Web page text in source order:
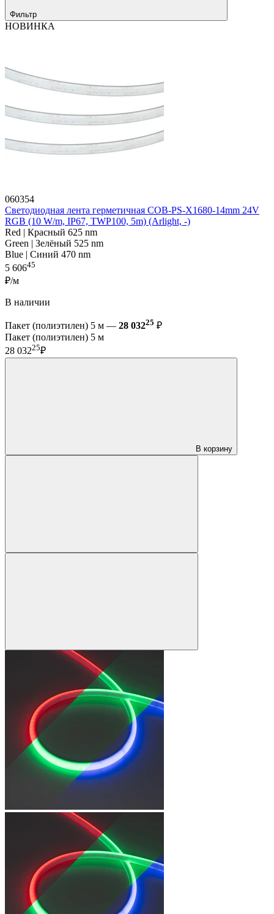
Фильтр
НОВИНКА
060354
Светодиодная лента герметичная COB-PS-X1680-14mm 24V
RGB (10 W/m, IP67, TWP100, 5m) (Arlight, -)
Red | Красный 625 nm
Green | Зелёный 525 nm
Blue | Синий 470 nm
5 60645
₽/м
В наличии
Пакет (полиэтилен) 5 м — 28 03225 ₽
Пакет (полиэтилен) 5 м
28 03225₽
В корзину